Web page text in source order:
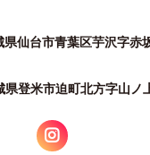
仙台市青葉区芋沢字赤
登米市迫町北方字山